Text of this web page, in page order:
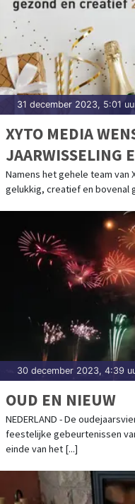
31 december 2023, 5:01
XYTO MEDIA
JAARWISSELING
CREATIEF 2024
Namens het gehele team van
gelukkig, creatief en bovenal
30 december 2023, 4:39
OUD EN NIEUW
NEDERLAND - De
feestelijke gebeurtenissen
einde van het [...]